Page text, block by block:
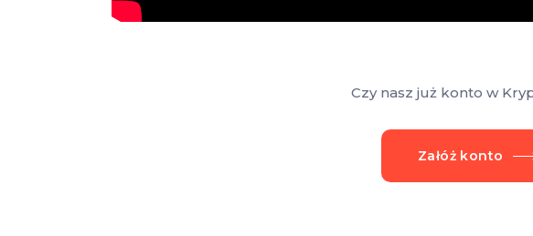
Czy nasz już konto w
Załóż konto